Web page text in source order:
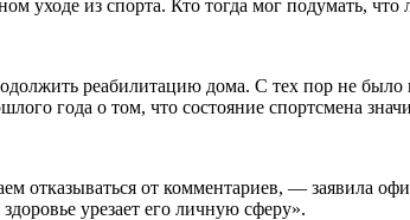
уходе из спорта. Кто тогда мог подумать,
реабилитацию дома. С тех пор не
года о том, что состояние спортсмена
отказываться от комментариев, — заявила
урезает его личную сферу».